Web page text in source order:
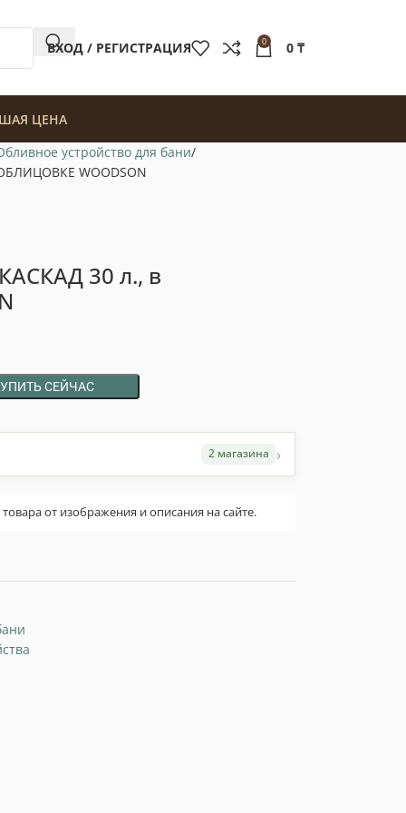
ВХОД / РЕГИСТРАЦИЯ 0 0 ₸
ЦЕНА
устройство для бани
WOODSON
30 л., в
СЕЙЧАС
2 магазина ›
от изображения и описания на сайте.